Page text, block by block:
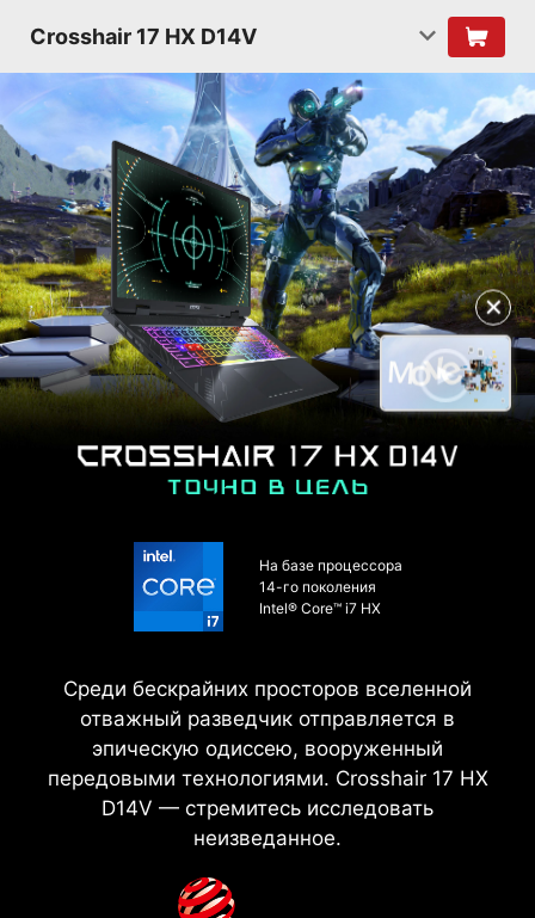
Crosshair 17 HX D14V
На базе процессора
14-го поколения
Intel® Core™ i7 HX
Среди бескрайних просторов вселенной
отважный разведчик отправляется в
эпическую одиссею, вооруженный
передовыми технологиями. Crosshair 17 HX
D14V — стремитесь исследовать
неизведанное.
✕